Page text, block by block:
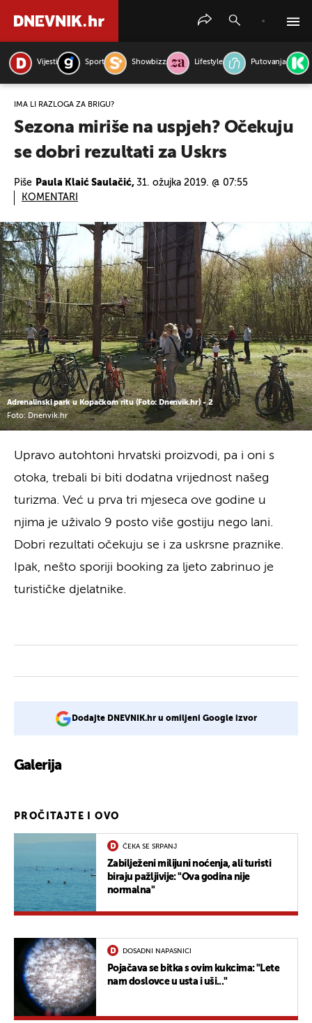
Vijesti Sport Showbizz Lifestyle Putovanja
IMA LI RAZLOGA ZA BRIGU?
Sezona miriše na uspjeh? Očekuju
se dobri rezultati za Uskrs
Piše Paula Klaić Saulačić, 31. ožujka 2019. @ 07:55
KOMENTARI
Adrenalinski park u Kopačkom ritu (Foto: Dnenvik.hr) - 2
Foto: Dnenvik.hr
Upravo autohtoni hrvatski proizvodi, pa i oni s
otoka, trebali bi biti dodatna vrijednost našeg
turizma. Već u prva tri mjeseca ove godine u
njima je uživalo 9 posto više gostiju nego lani.
Dobri rezultati očekuju se i za uskrsne praznike.
Ipak, nešto sporiji booking za ljeto zabrinuo je
turističke djelatnike.
Dodajte DNEVNIK.hr u omiljeni Google izvor
Galerija
PROČITAJTE I OVO
ČEKA SE SRPANJ
Zabilježeni milijuni noćenja, ali turisti
biraju pažljivije: "Ova godina nije
normalna"
DOSADNI NAPASNICI
Pojačava se bitka s ovim kukcima: "Lete
nam doslovce u usta i uši..."
PRETRAŽITE VIJESTI